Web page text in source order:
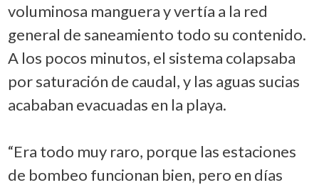
voluminosa manguera y vertía a la red
general de saneamiento todo su contenido.
A los pocos minutos, el sistema colapsaba
por saturación de caudal, y las aguas sucias
acababan evacuadas en la playa.
“Era todo muy raro, porque las estaciones
de bombeo funcionan bien, pero en días